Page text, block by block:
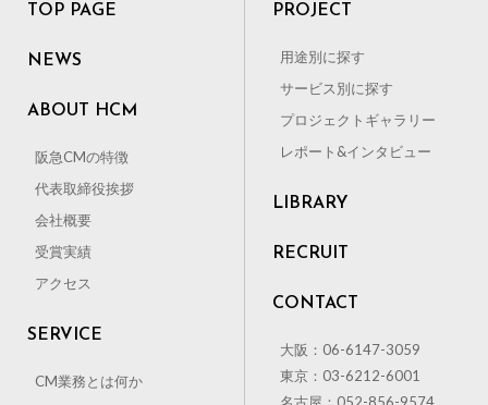
TOP PAGE
NEWS
ABOUT HCM
阪急CMの特徴
代表取締役挨拶
会社概要
受賞実績
アクセス
SERVICE
CM業務とは何か
PROJECT
用途別に探す
サービス別に探す
プロジェクトギャラリー
レポート&インタビュー
LIBRARY
RECRUIT
CONTACT
大阪：06-6147-3059
東京：03-6212-6001
名古屋：052-856-9574